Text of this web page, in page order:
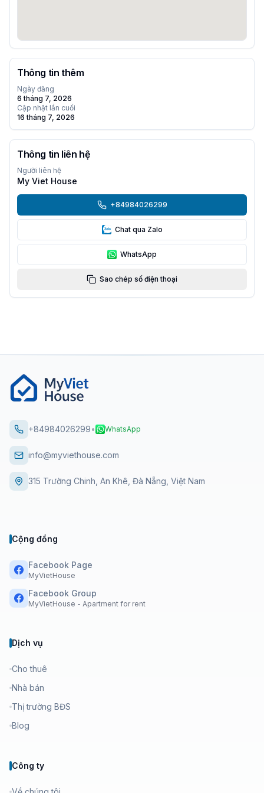
Thông tin thêm
Ngày đăng
6 tháng 7, 2026
Cập nhật lần cuối
16 tháng 7, 2026
Thông tin liên hệ
Người liên hệ
My Viet House
+84984026299
Chat qua Zalo
WhatsApp
Sao chép số điện thoại
+84984026299• WhatsApp
info@myviethouse.com
315 Trường Chinh, An Khê, Đà Nẵng, Việt Nam
Cộng đồng
Facebook Page
MyVietHouse
Facebook Group
MyVietHouse - Apartment for rent
Dịch vụ
Cho thuê
Nhà bán
Thị trường BĐS
Blog
Công ty